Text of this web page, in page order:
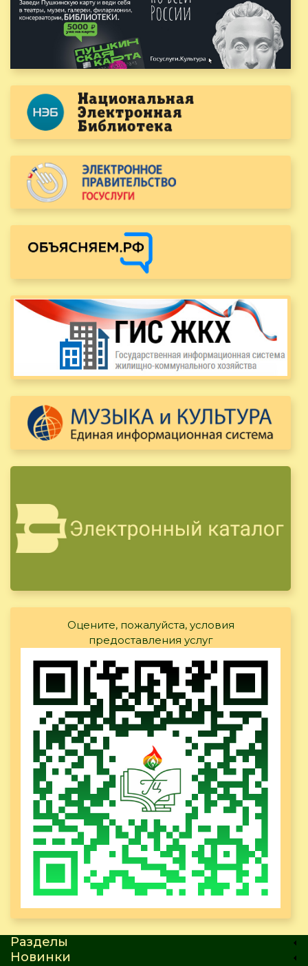
Оцените, пожалуйста, условия
предоставления услуг
Разделы
Новинки